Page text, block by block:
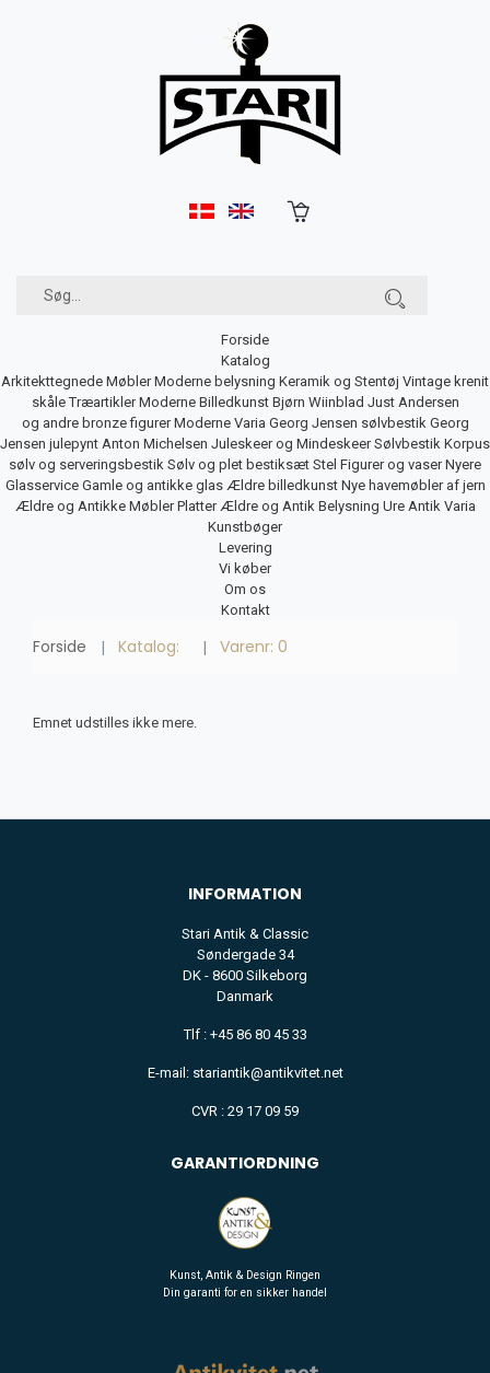
Forside
Katalog
Arkitekttegnede Møbler Moderne belysning Keramik og Stentøj Vintage krenit
skåle Træartikler Moderne Billedkunst Bjørn Wiinblad Just Andersen
og andre bronze figurer Moderne Varia Georg Jensen sølvbestik Georg
Jensen julepynt Anton Michelsen Juleskeer og Mindeskeer Sølvbestik Korpus
sølv og serveringsbestik Sølv og plet bestiksæt Stel Figurer og vaser Nyere
Glasservice Gamle og antikke glas Ældre billedkunst Nye havemøbler af jern
Ældre og Antikke Møbler Platter Ældre og Antik Belysning Ure Antik Varia
Kunstbøger
Levering
Vi køber
Om os
Kontakt
Forside Katalog: Varenr: 0
Emnet udstilles ikke mere.
INFORMATION
Stari Antik & Classic
Søndergade 34
DK - 8600 Silkeborg
Danmark
Tlf : +45 86 80 45 33
E-mail: stariantik@antikvitet.net
CVR : 29 17 09 59
GARANTIORDNING
Kunst, Antik & Design Ringen
Din garanti for en sikker handel